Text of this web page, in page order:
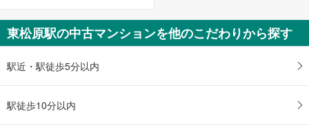
東松原駅の中古マンションを他のこだわりから探す
駅近・駅徒歩5分以内
駅徒歩10分以内